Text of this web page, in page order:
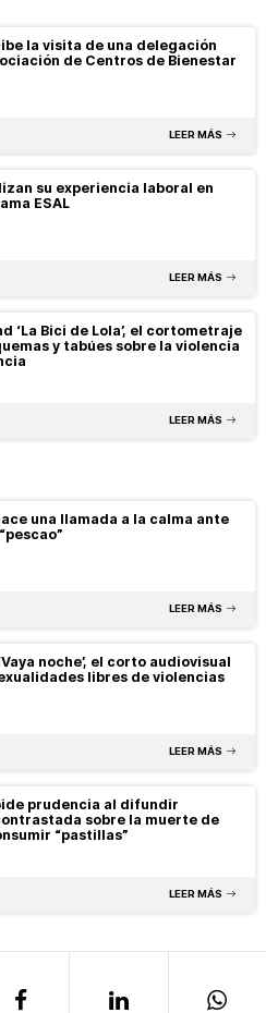
la visita de una delegación
de Centros de Bienestar
LEER MÁS
su experiencia laboral en
ESAL
LEER MÁS
‘La Bici de Lola’, el cortometraje
y tabúes sobre la violencia
LEER MÁS
una llamada a la calma ante
LEER MÁS
noche’, el corto audiovisual
libres de violencias
LEER MÁS
prudencia al difundir
sobre la muerte de
“pastillas”
LEER MÁS